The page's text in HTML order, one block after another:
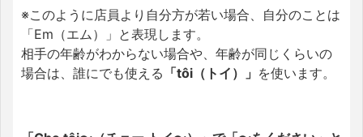
※このように店員より自分方が若い場合、自分のことは
「Em（エム）」と表現します。
相手の年齢がわからない場合や、年齢が同じくらいの
場合は、誰にでも使える 「tôi（トイ）」 を使います。